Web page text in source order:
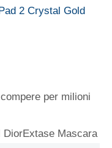
2 Crystal Gold
per milioni
DiorExtase Mascara